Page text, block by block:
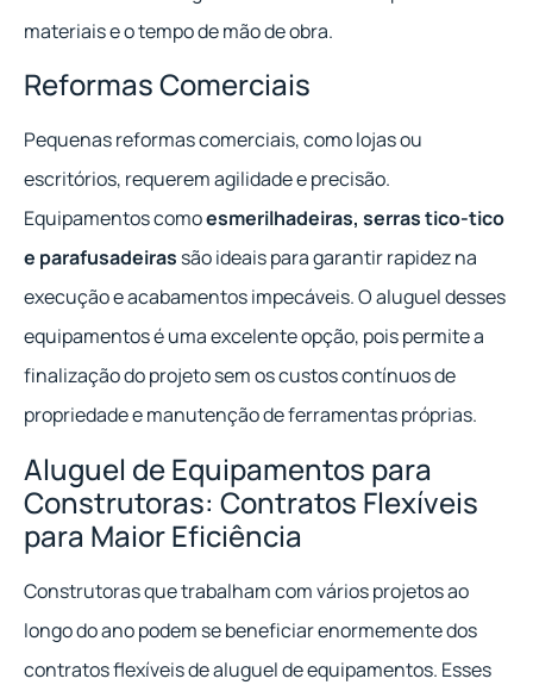
materiais e o tempo de mão de obra.
Reformas Comerciais
Pequenas reformas comerciais, como lojas ou
escritórios, requerem agilidade e precisão.
Equipamentos comoesmerilhadeiras, serras tico-tico
e parafusadeiras são ideais para garantir rapidez na
execução e acabamentos impecáveis. O aluguel desses
equipamentos é uma excelente opção, pois permite a
finalização do projeto sem os custos contínuos de
propriedade e manutenção de ferramentas próprias.
Aluguel de Equipamentos para
Construtoras: Contratos Flexíveis
para Maior Eficiência
Construtoras que trabalham com vários projetos ao
longo do ano podem se beneficiar enormemente dos
contratos flexíveis de aluguel de equipamentos. Esses